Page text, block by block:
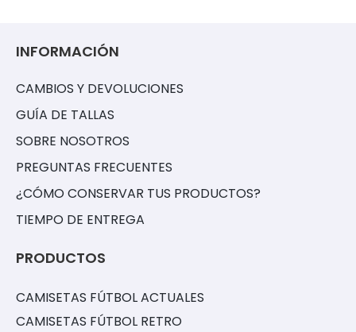
INFORMACIÓN
CAMBIOS Y DEVOLUCIONES
GUÍA DE TALLAS
SOBRE NOSOTROS
PREGUNTAS FRECUENTES
¿CÓMO CONSERVAR TUS PRODUCTOS?
TIEMPO DE ENTREGA
PRODUCTOS
CAMISETAS FÚTBOL ACTUALES
CAMISETAS FÚTBOL RETRO